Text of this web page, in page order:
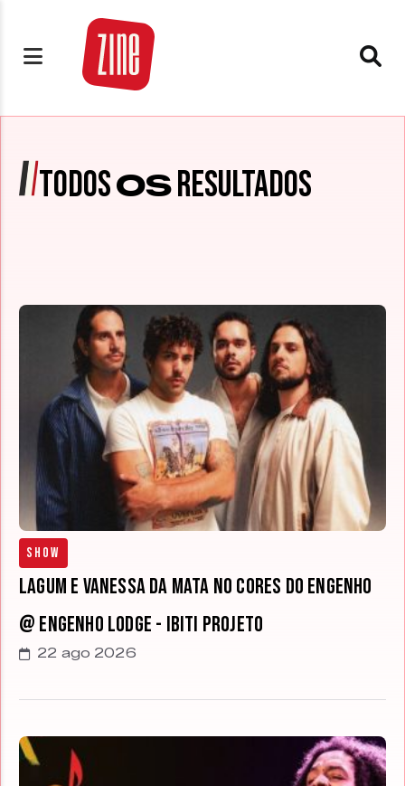
TODOSOSRESULTADOS
Show
Lagum e Vanessa da Mata no Cores do Engenho
@ Engenho Lodge - Ibiti Projeto
22 ago 2026